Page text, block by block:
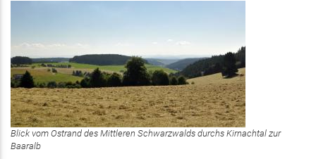
Blick vom Ostrand des Mittleren Schwarzwalds durchs Kirnachtal zur
Baaralb